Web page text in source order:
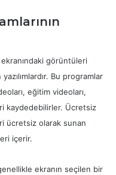
görüntüleri
Bu programlar
eğitim videoları,
kaydedebilirler. Ücretsiz
ücretsiz olarak sunan
içerir.
ekranın seçilen bir